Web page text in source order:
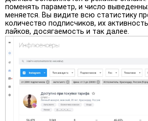
поменять параметр, и число
меняется. Вы видите всю статистику
количество подписчиков, их
лайков, досягаемость и так далее.